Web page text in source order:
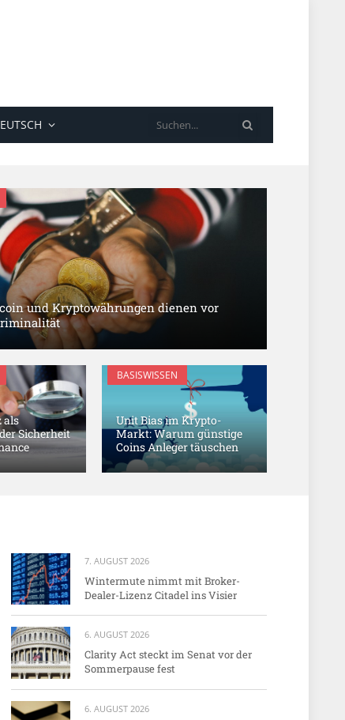
und Kryptowährungen dienen vor
als
Sicherheit
BASISWISSEN
Unit Bias im Krypto-
Markt: Warum günstige
Coins Anleger täuschen
7. AUGUST 2026
Wintermute nimmt mit Broker-
Dealer-Lizenz Citadel ins Visier
6. AUGUST 2026
Clarity Act steckt im Senat vor der
Sommerpause fest
6. AUGUST 2026